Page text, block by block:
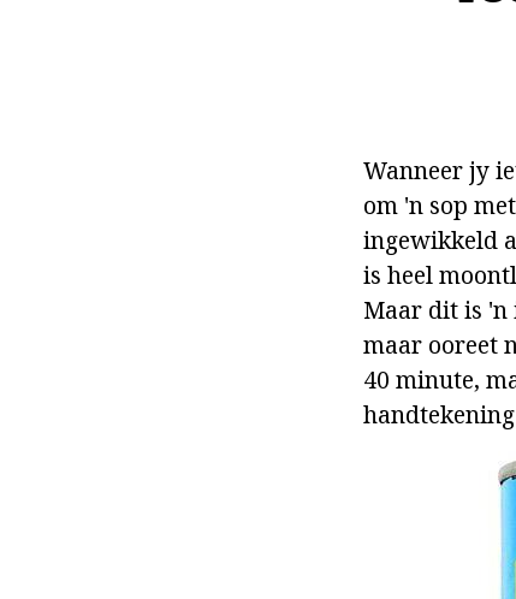
Wanneer jy
om 'n sop
ingewikkeld
is heel
Maar dit is 'n
maar ooreet
40 minute,